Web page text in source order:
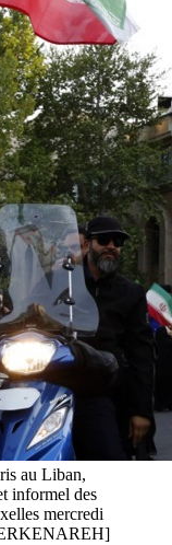
au Liban,
informel des
mercredi